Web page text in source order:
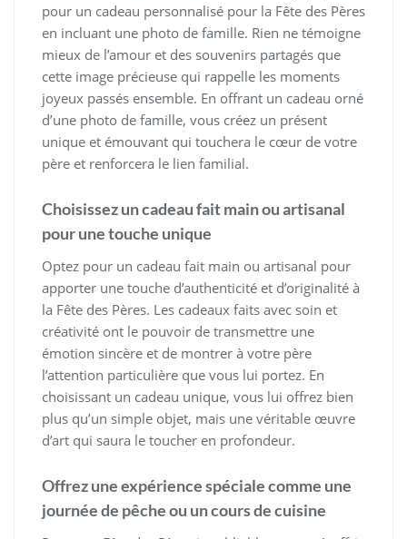
pour un cadeau personnalisé pour la Fête des Pères
en incluant une photo de famille. Rien ne témoigne
mieux de l’amour et des souvenirs partagés que
cette image précieuse qui rappelle les moments
joyeux passés ensemble. En offrant un cadeau orné
d’une photo de famille, vous créez un présent
unique et émouvant qui touchera le cœur de votre
père et renforcera le lien familial.
Choisissez un cadeau fait main ou artisanal
pour une touche unique
Optez pour un cadeau fait main ou artisanal pour
apporter une touche d’authenticité et d’originalité à
la Fête des Pères. Les cadeaux faits avec soin et
créativité ont le pouvoir de transmettre une
émotion sincère et de montrer à votre père
l’attention particulière que vous lui portez. En
choisissant un cadeau unique, vous lui offrez bien
plus qu’un simple objet, mais une véritable œuvre
d’art qui saura le toucher en profondeur.
Offrez une expérience spéciale comme une
journée de pêche ou un cours de cuisine